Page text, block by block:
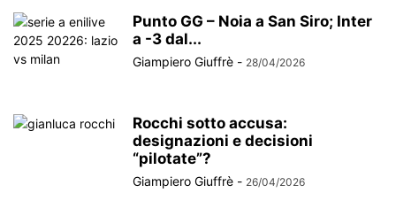
Punto GG – Noia a San Siro; Inter
a -3 dal...
Giampiero Giuffrè - 28/04/2026
Rocchi sotto accusa:
designazioni e decisioni
“pilotate”?
Giampiero Giuffrè - 26/04/2026